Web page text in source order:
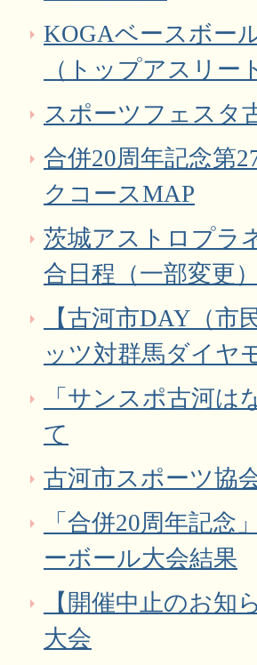
KOGAベースボー
（トップアスリー
スポーツフェスタ
合併20周年記念第
クコースMAP
茨城アストロプラ
合日程（一部変更）
【古河市DAY（
ッツ対群馬ダイヤ
「サンスポ古河
て
古河市スポーツ協
「合併20周年記念
ーボール大会結果
【開催中止のお知
大会